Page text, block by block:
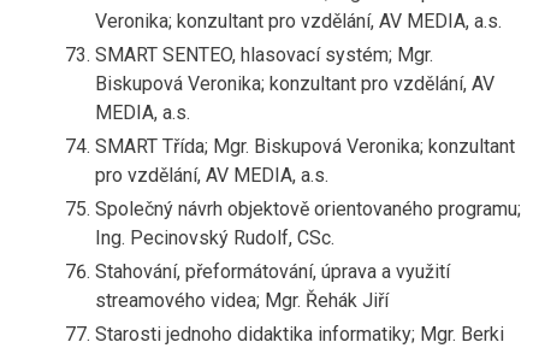
Veronika; konzultant pro vzdělání, AV MEDIA, a.s.
SMART SENTEO, hlasovací systém; Mgr.
Biskupová Veronika; konzultant pro vzdělání, AV
MEDIA, a.s.
SMART Třída; Mgr. Biskupová Veronika; konzultant
pro vzdělání, AV MEDIA, a.s.
Společný návrh objektově orientovaného programu;
Ing. Pecinovský Rudolf, CSc.
Stahování, přeformátování, úprava a využití
streamového videa; Mgr. Řehák Jiří
Starosti jednoho didaktika informatiky; Mgr. Berki